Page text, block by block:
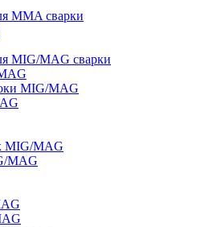
MMA сварки
MIG/MAG сварки
MIG/MAG
MIG/MAG
MAG